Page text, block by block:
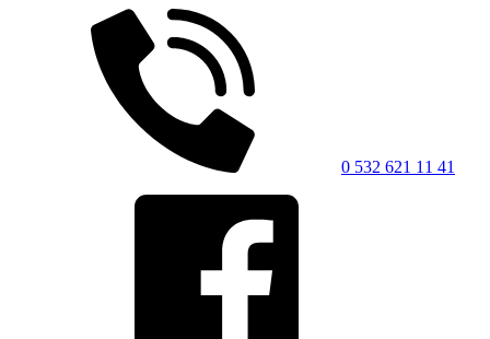
0 532 621 11 41